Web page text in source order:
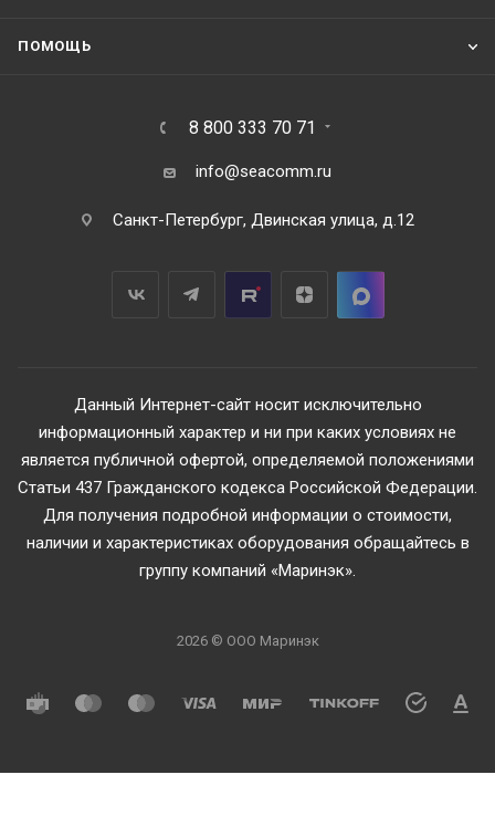
ПОМОЩЬ
8 800 333 70 71
info@seacomm.ru
Санкт-Петербург, Двинская улица, д.12
Данный Интернет-сайт носит исключительно
информационный характер и ни при каких условиях не
является публичной офертой, определяемой положениями
Статьи 437 Гражданского кодекса Российской Федерации.
Для получения подробной информации о стоимости,
наличии и характеристиках оборудования обращайтесь в
группу компаний «Маринэк».
2026 © ООО Маринэк